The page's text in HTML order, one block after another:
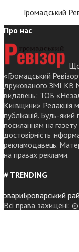
Громадський
Про нас
«Громадський
друкованого ЗМІ КВ
видавець: ТОВ
Київщини» Редакція
публікацій. Будь-
посиланням на газету
достовірність
рекламодавець.
на правах реклами.
# TRENDING
Броварський район
Всі права захищені: